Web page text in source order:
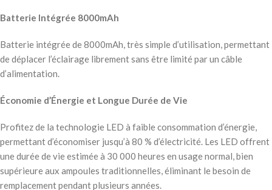
Batterie Intégrée 8000mAh
Batterie intégrée de 8000mAh, très simple d’utilisation, permettant
de déplacer l’éclairage librement sans être limité par un câble
d’alimentation.
Économie d’Énergie et Longue Durée de Vie
Profitez de la technologie LED à faible consommation d’énergie,
permettant d’économiser jusqu’à 80 % d’électricité. Les LED offrent
une durée de vie estimée à 30 000 heures en usage normal, bien
supérieure aux ampoules traditionnelles, éliminant le besoin de
remplacement pendant plusieurs années.